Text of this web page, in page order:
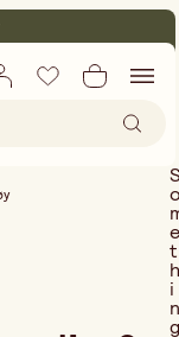
e
t
h
i
n
g